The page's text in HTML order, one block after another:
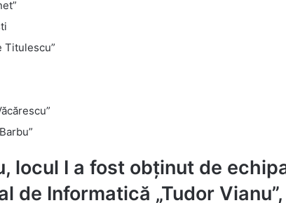
Titulescu”
locul I a fost obținut de
de Informatică „Tudor